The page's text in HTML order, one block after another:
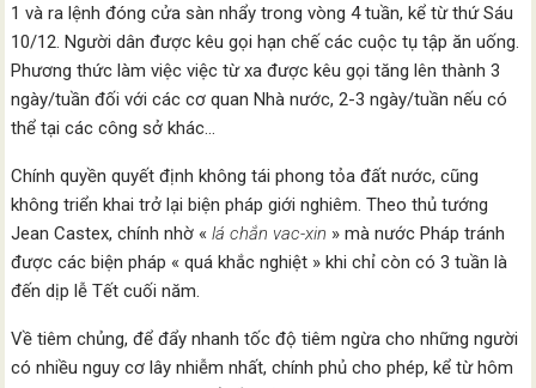
1 và ra lệnh đóng cửa sàn nhẩy trong vòng 4 tuần, kể từ thứ Sáu
10/12. Người dân được kêu gọi hạn chế các cuộc tụ tập ăn uống.
Phương thức làm việc việc từ xa được kêu gọi tăng lên thành 3
ngày/tuần đối với các cơ quan Nhà nước, 2-3 ngày/tuần nếu có
thể tại các công sở khác…
Chính quyền quyết định không tái phong tỏa đất nước, cũng
không triển khai trở lại biện pháp giới nghiêm. Theo thủ tướng
Jean Castex, chính nhờ « lá chắn vac-xin » mà nước Pháp tránh
được các biện pháp « quá khắc nghiệt » khi chỉ còn có 3 tuần là
đến dịp lễ Tết cuối năm.
Về tiêm chủng, để đẩy nhanh tốc độ tiêm ngừa cho những người
có nhiều nguy cơ lây nhiễm nhất, chính phủ cho phép, kể từ hôm